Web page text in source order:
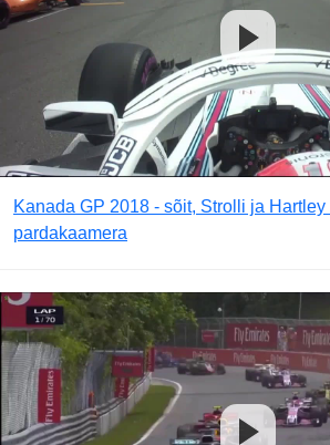
Kanada GP 2018 - sõit, Strolli ja
pardakaamera